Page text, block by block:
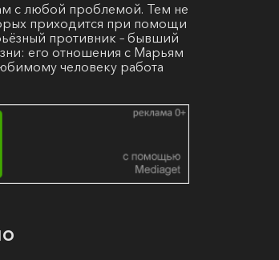
с любой проблемой. Тем не
приходится при помощи
противник – бывший
его отношения с Марьям
человеку работа